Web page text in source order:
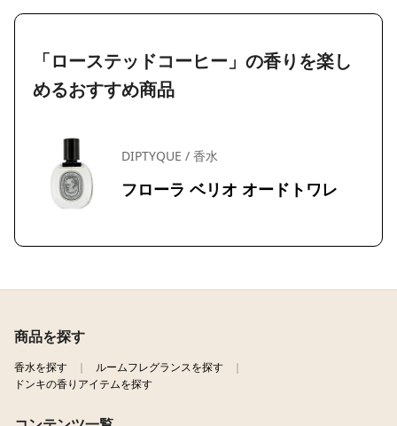
「ローステッドコーヒー」の香りを楽し
めるおすすめ商品
DIPTYQUE / 香水
フローラ ベリオ オードトワレ
商品を探す
香水を探す
ルームフレグランスを探す
ドンキの香りアイテムを探す